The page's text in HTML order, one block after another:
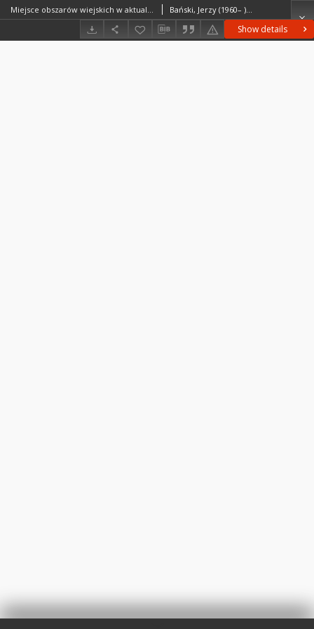
Show details
Miejsce obszarów wiejskich w aktualnych strategiach rozwoju województw - kierunki i cele rozwoju a rzeczywistość Bański, Jerzy (1960– )Czapiewski, Konrad.Bednarek-Szczepańska, Maria